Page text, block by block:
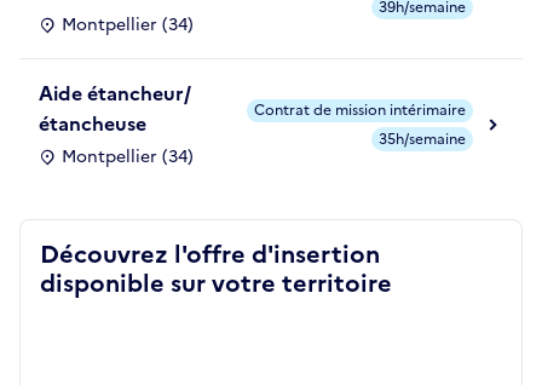
Montpellier (34)
39h/semaine
Aide étancheur/
étancheuse
Montpellier (34)
Contrat de mission intérimaire
35h/semaine
Découvrez l'offre d'insertion
disponible sur votre territoire